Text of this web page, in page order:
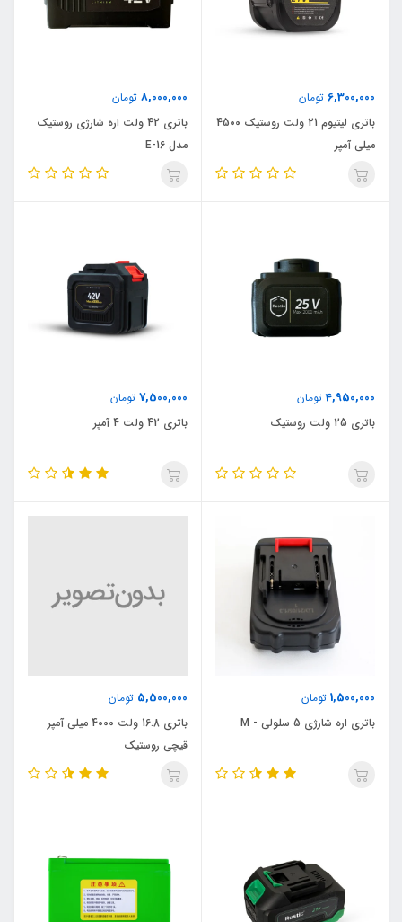
6,300,000 تومان
باتری لیتیوم 21 ولت روستیک 4500
میلی آمپر
8,000,000 تومان
باتری 42 ولت اره شارژی روستیک
مدل E-16
4,950,000تومان
باتری 25 ولت روستیک
7,500,000 تومان
باتری 42 ولت 4 آمپر
1,500,000 تومان
باتری اره شارژی 5 سلولی - M
5,500,000 تومان
باتری 16.8 ولت 4000 میلی آمپر
قیچی روستیک